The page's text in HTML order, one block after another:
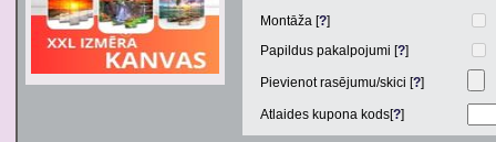
Montāža [?]
Papildus pakalpojumi [?]
Pievienot rasējumu/skici [?]
Atlaides kupona kods[?]